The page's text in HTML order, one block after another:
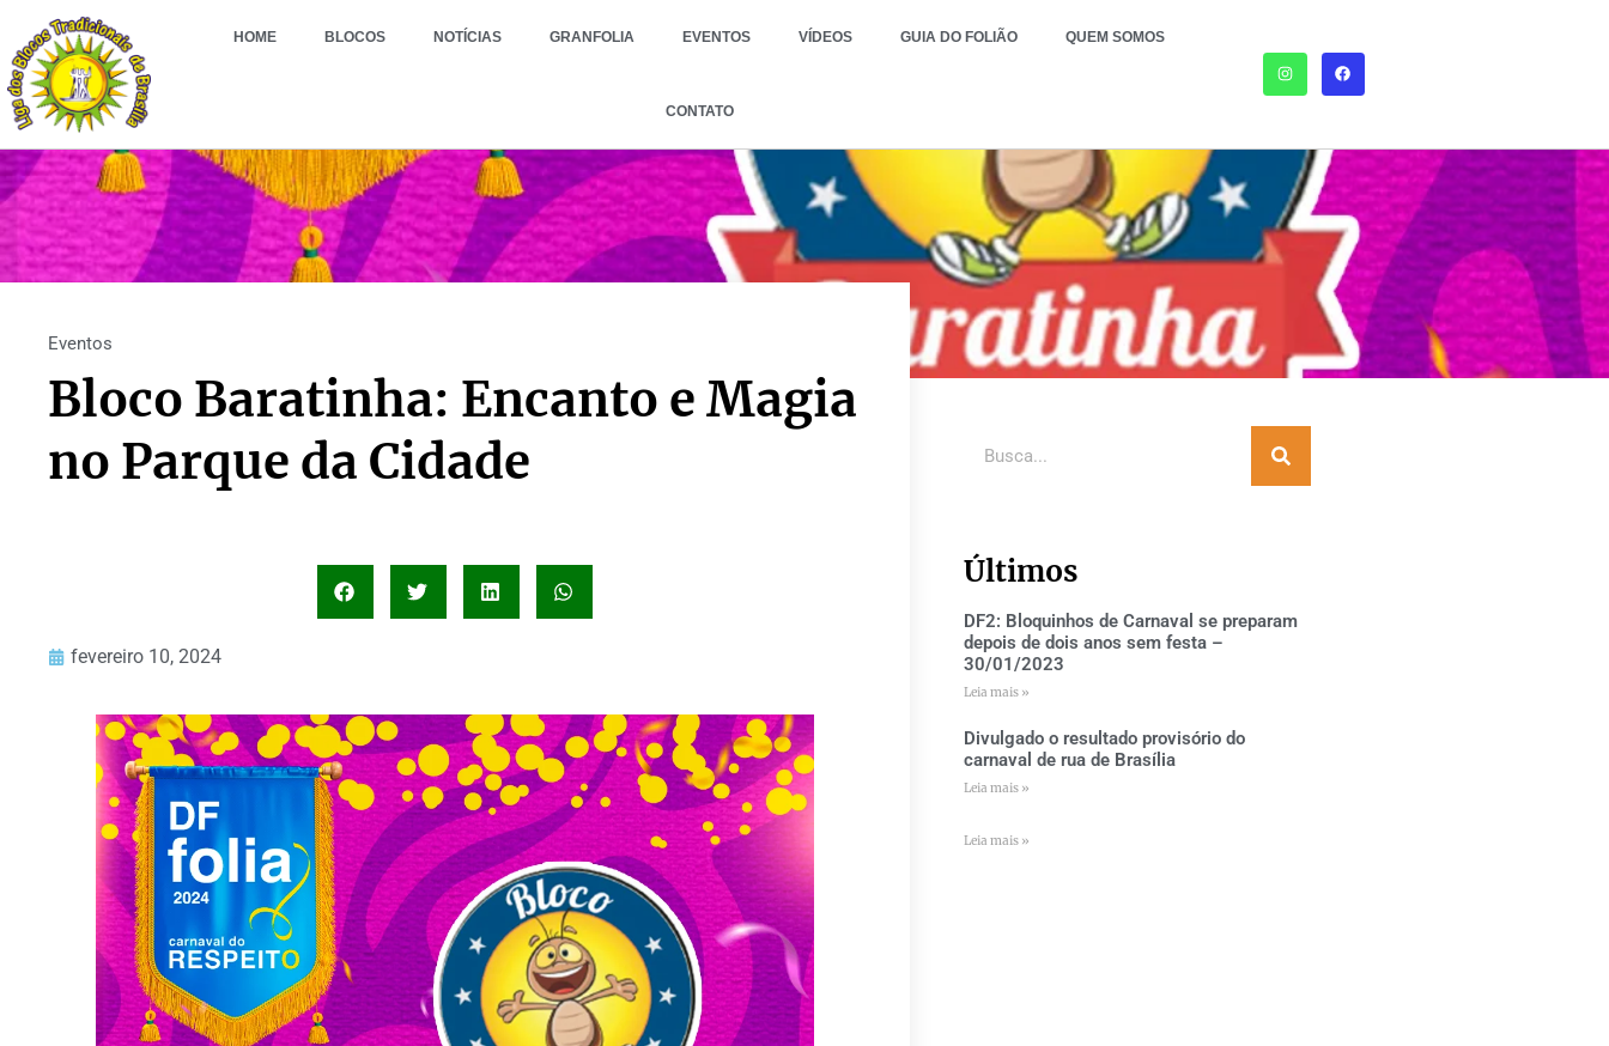
HOME BLOCOS NOTÍCIAS GRANFOLIA EVENTOS VÍDEOS GUIA DO FOLIÃO QUEM SOMOS
CONTATO
Eventos
Bloco Baratinha: Encanto e Magia
no Parque da Cidade
fevereiro 10, 2024
Últimos
DF2: Bloquinhos de Carnaval se preparam
depois de dois anos sem festa –
30/01/2023
Leia mais »
Divulgado o resultado provisório do
carnaval de rua de Brasília
Leia mais »
Leia mais »